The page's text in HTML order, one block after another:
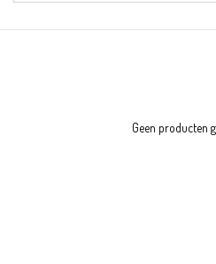
Geen producten